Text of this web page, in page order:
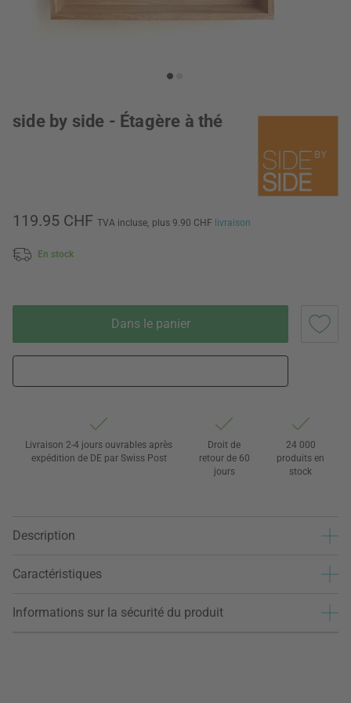
side by side - Étagère à thé
119.95 CHF TVA incluse, plus 9.90 CHF livraison
En stock
Dans le panier
Livraison 2-4 jours ouvrables après
expédition de DE par Swiss Post
Droit de
retour de 60
jours
24 000
produits en
stock
Description
Caractéristiques
Informations sur la sécurité du produit